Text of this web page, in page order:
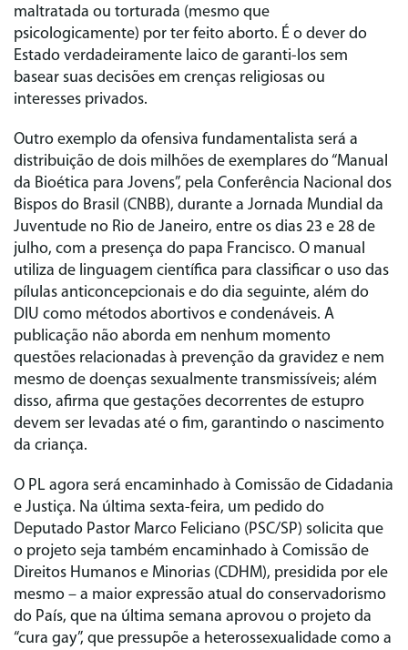
maltratada ou torturada (mesmo que
psicologicamente) por ter feito aborto. É o dever do
Estado verdadeiramente laico de garanti-los sem
basear suas decisões em crenças religiosas ou
interesses privados.
Outro exemplo da ofensiva fundamentalista será a
distribuição de dois milhões de exemplares do “Manual
da Bioética para Jovens”, pela Conferência Nacional dos
Bispos do Brasil (CNBB), durante a Jornada Mundial da
Juventude no Rio de Janeiro, entre os dias 23 e 28 de
julho, com a presença do papa Francisco. O manual
utiliza de linguagem científica para classificar o uso das
pílulas anticoncepcionais e do dia seguinte, além do
DIU como métodos abortivos e condenáveis. A
publicação não aborda em nenhum momento
questões relacionadas à prevenção da gravidez e nem
mesmo de doenças sexualmente transmissíveis; além
disso, afirma que gestações decorrentes de estupro
devem ser levadas até o fim, garantindo o nascimento
da criança.
O PL agora será encaminhado à Comissão de Cidadania
e Justiça. Na última sexta-feira, um pedido do
Deputado Pastor Marco Feliciano (PSC/SP) solicita que
o projeto seja também encaminhado à Comissão de
Direitos Humanos e Minorias (CDHM), presidida por ele
mesmo – a maior expressão atual do conservadorismo
do País, que na última semana aprovou o projeto da
“cura gay”, que pressupõe a heterossexualidade como a